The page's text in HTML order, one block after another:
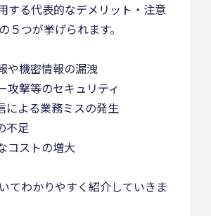
する代表的なデメリット・注意
５つが挙げられます。
や機密情報の漏洩
撃等のセキュリティ
よる業務ミスの発生
不足
コストの増大
てわかりやすく紹介していきま